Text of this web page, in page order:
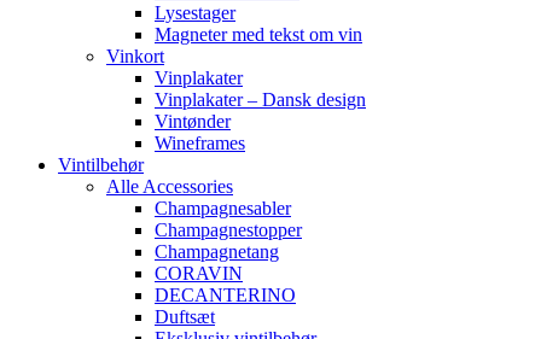
Lysestager
Magneter med tekst om vin
Vinkort
Vinplakater
Vinplakater – Dansk design
Vintønder
Wineframes
Vintilbehør
Alle Accessories
Champagnesabler
Champagnestopper
Champagnetang
CORAVIN
DECANTERINO
Duftsæt